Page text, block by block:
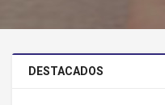
DESTACADOS